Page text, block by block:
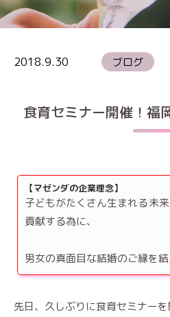
2018.9.30 ブログ
食育セミナー開催！福
【マゼンダの企業理念】
子どもがたくさん生まれる未
貢献する為に、
男女の真面目な結婚のご縁を結
先日、久しぶりに食育セミナーを